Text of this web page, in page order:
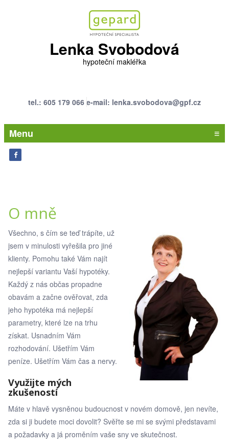
Lenka Svobodová
hypoteční makléřka
tel.: 605 179 066 e-mail: lenka.svobodova@gpf.cz
Menu ≡
O mně
Všechno, s čím se teď trápíte, už
jsem v minulosti vyřešila pro jiné
klienty. Pomohu také Vám najít
nejlepší variantu Vaší hypotéky.
Každý z nás občas propadne
obavám a začne ověřovat, zda
jeho hypotéka má nejlepší
parametry, které lze na trhu
získat. Usnadním Vám
rozhodování. Ušetřím Vám
peníze. Ušetřím Vám čas a nervy.
Využijte mých
zkušeností
Máte v hlavě vysněnou budoucnost v novém domově, jen nevíte,
zda si ji budete moci dovolit? Svěřte se mi se svými představami
a požadavky a já proměním vaše sny ve skutečnost.